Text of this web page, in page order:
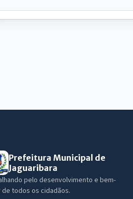
Prefeitura Municipal de
Jaguaribara
pelo desenvolvimento e bem-
todos os cidadãos.